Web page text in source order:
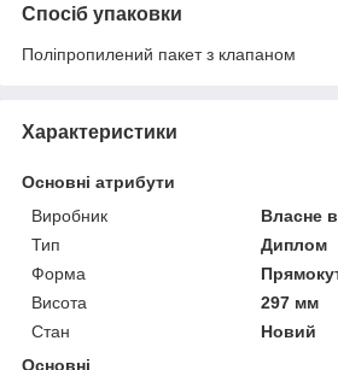
Спосіб упаковки
Поліпропилений пакет з клапаном
Характеристики
Основні атрибути
Виробник
Власне
Тип
Диплом
Форма
Висота
297 мм
Стан
Новий
Основні